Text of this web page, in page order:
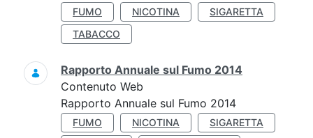
FUMO NICOTINA
SIGARETTA
TABACCO
Rapporto Annuale sul Fumo 2014
Contenuto Web
Rapporto Annuale sul Fumo 2014
FUMO NICOTINA
SIGARETTA